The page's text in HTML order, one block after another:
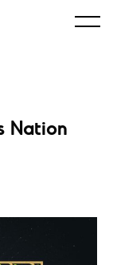
Nation